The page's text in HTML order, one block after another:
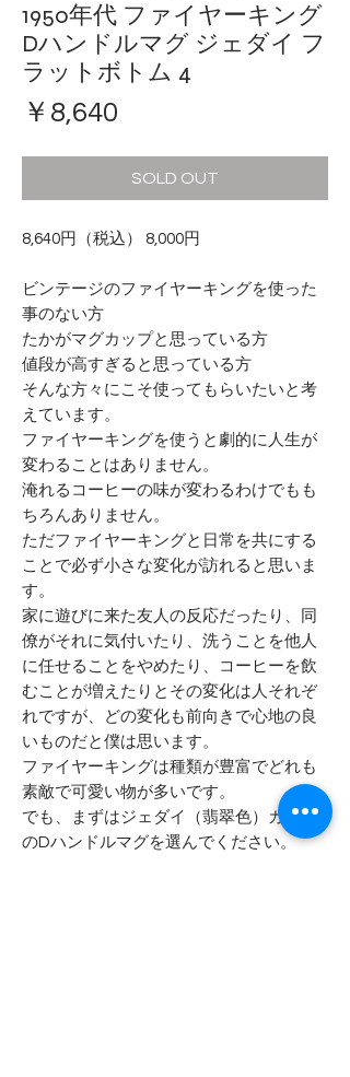
1950年代 ファイヤーキング
Dハンドルマグ ジェダイ フ
ラットボトム 4
￥8,640
SOLD OUT
8,640円（税込） 8,000円
ビンテージのファイヤーキングを使った
事のない方
たかがマグカップと思っている方
値段が高すぎると思っている方
そんな方々にこそ使ってもらいたいと考
えています。
ファイヤーキングを使うと劇的に人生が
変わることはありません。
淹れるコーヒーの味が変わるわけでもも
ちろんありません。
ただファイヤーキングと日常を共にする
ことで必ず小さな変化が訪れると思いま
す。
家に遊びに来た友人の反応だったり、同
僚がそれに気付いたり、洗うことを他人
に任せることをやめたり、コーヒーを飲
むことが増えたりとその変化は人それぞ
れですが、どの変化も前向きで心地の良
いものだと僕は思います。
ファイヤーキングは種類が豊富でどれも
素敵で可愛い物が多いです。
でも、まずはジェダイ（翡翠色）カラー
のDハンドルマグを選んでください。